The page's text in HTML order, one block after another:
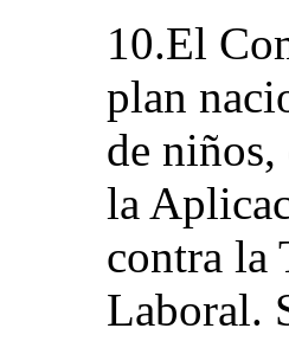
10.El
plan
de
la
contra la
Laboral.